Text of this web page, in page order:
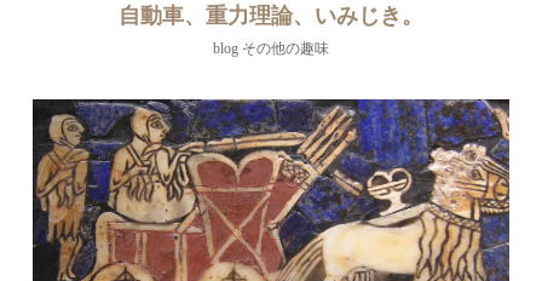
自動車、重力理論、いみじき。
blog その他の趣味